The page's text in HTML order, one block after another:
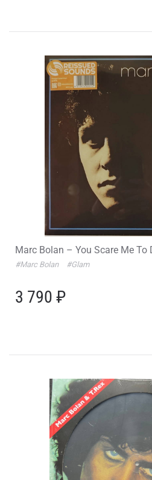
Marc Bolan – You Scare Me To
#Marc Bolan #Glam
3 790 ₽